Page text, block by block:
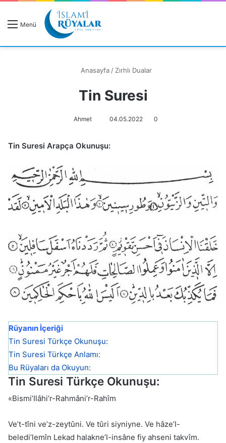
Menü
Anasayfa / Zırhlı Dualar
Tin Suresi
Ahmet 04.05.2022 0
Tin Suresi Arapça Okunuşu:
Rüyanın İçeriği
Tin Suresi Türkçe Okunuşu:
Tin Suresi Türkçe Anlamı:
Bu Rüyaları da Okuyun:
Tin Suresi Türkçe Okunuşu:
«Bismi’Ilâhi’r-Rahmâni’r-Rahîm
Ve’t-tîni ve’z-zeytûni. Ve tûri siyniyne. Ve hâze’I-
beledi’lemîn Lekad halakne’I-insâne fiy ahseni takvîm.
Rüyanızı Arayın